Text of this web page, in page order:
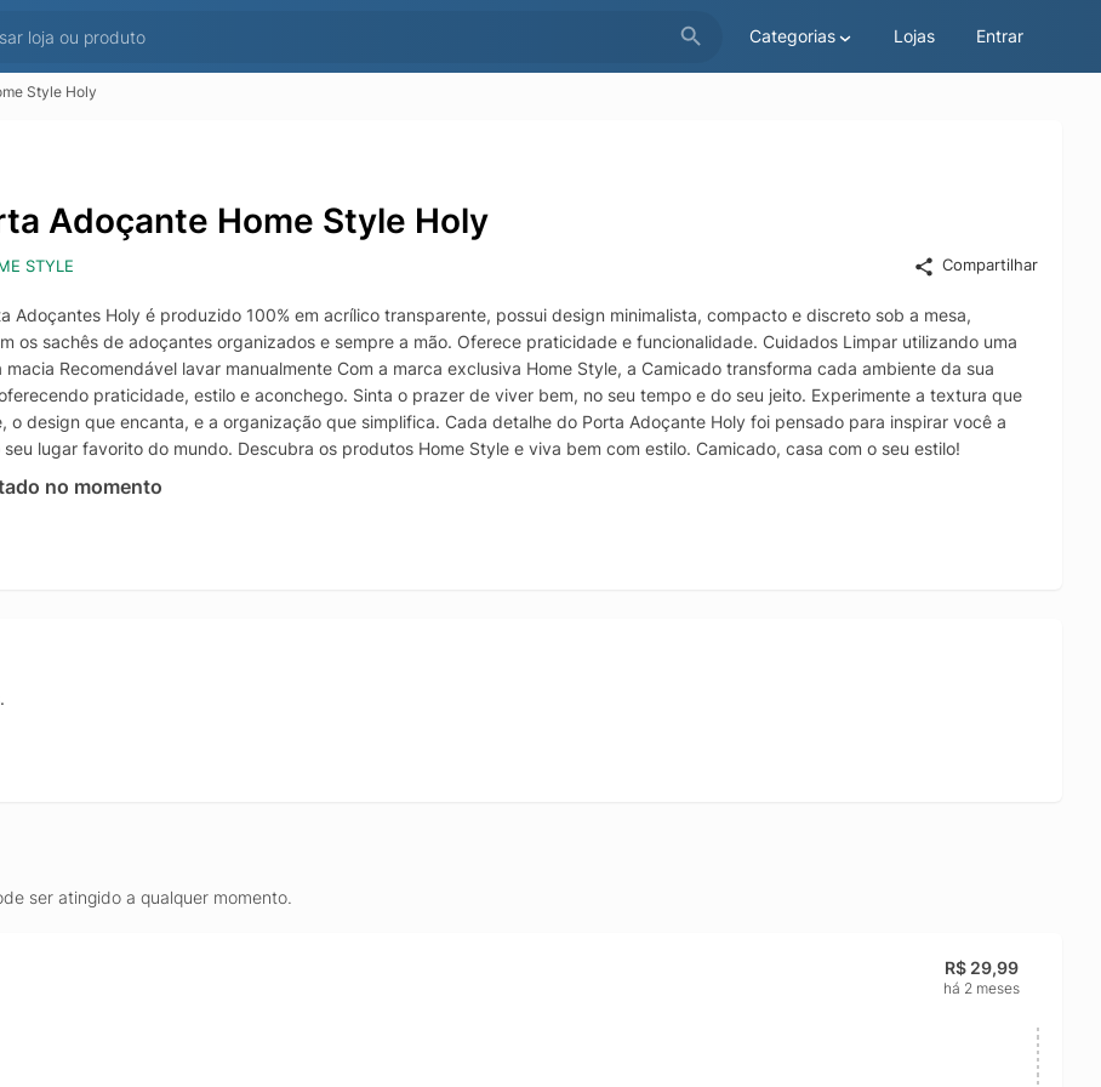
Categorias Lojas Entrar
Style Holy
Adoçante Home Style Holy
STYLE Compartilhar
Adoçantes Holy é produzido 100% em acrílico transparente, possui design minimalista, compacto e discreto sob a mesa,
os sachês de adoçantes organizados e sempre a mão. Oferece praticidade e funcionalidade. Cuidados Limpar utilizando uma
macia Recomendável lavar manualmente Com a marca exclusiva Home Style, a Camicado transforma cada ambiente da sua
praticidade, estilo e aconchego. Sinta o prazer de viver bem, no seu tempo e do seu jeito. Experimente a textura que
o design que encanta, e a organização que simplifica. Cada detalhe do Porta Adoçante Holy foi pensado para inspirar você a
seu lugar favorito do mundo. Descubra os produtos Home Style e viva bem com estilo. Camicado, casa com o seu estilo!
no momento
ser atingido a qualquer momento.
R$ 29,99
há 2 meses